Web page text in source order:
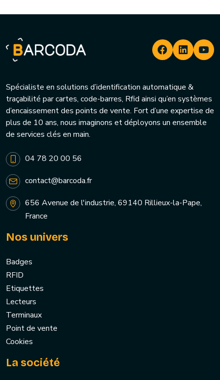
Spécialiste en solutions d’identification automatique &
traçabilité par cartes, code-barres, Rfid ainsi qu’en systèmes
d’encaissement des points de vente. Fort d’une expertise de
plus de 10 ans, nous imaginons et déployons un ensemble
de services clés en main.
04 78 20 00 56
contact@barcoda.fr
656 Avenue de l'industrie, 69140 Rillieux-la-Pape,
France
Nos univers
Badges
RFID
Etiquettes
Lecteurs
Terminaux
Point de vente
Cookies
La société